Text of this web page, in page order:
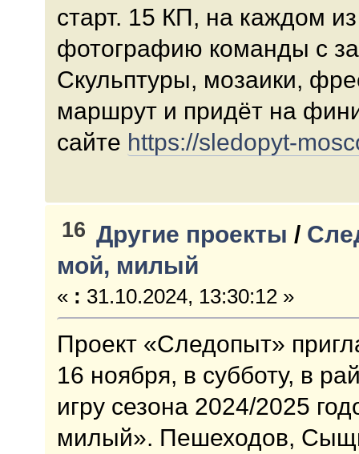
старт. 15 КП, на каждом
фотографию команды с
Скульптуры, мозаики,
маршрут и придёт на
сайте https://sledopyt-
16 Другие проекты /
мой, милый
« : 31.10.2024, 13:30:12 »
Проект «Следопыт»
16 ноября, в субботу, в
игру сезона 2024/2025
милый». Пешеходов,